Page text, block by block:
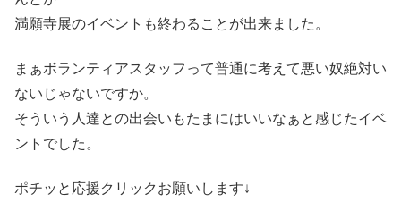
満願寺展のイベントも終わることが出来ました。
まぁボランティアスタッフって普通に考えて悪い奴絶対い
ないじゃないですか。
そういう人達との出会いもたまにはいいなぁと感じたイベ
ントでした。
ポチッと応援クリックお願いします↓